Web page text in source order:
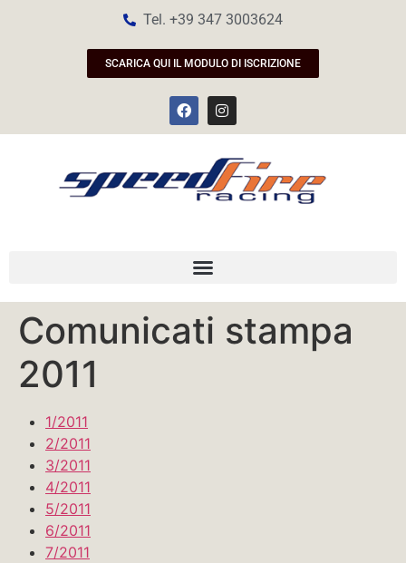
Tel. +39 347 3003624
SCARICA QUI IL MODULO DI ISCRIZIONE
Comunicati stampa
2011
1/2011
2/2011
3/2011
4/2011
5/2011
6/2011
7/2011